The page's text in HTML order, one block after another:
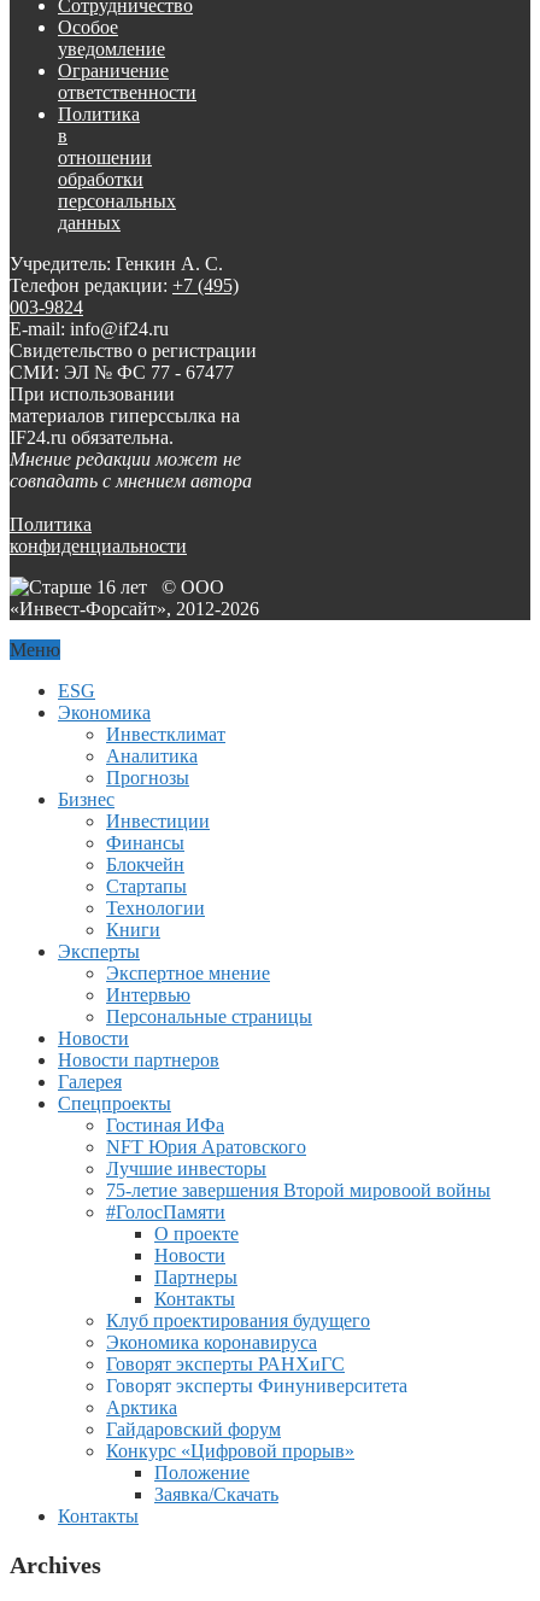
Сотрудничество
Особое
уведомление
Ограничение
ответственности
Политика
в
отношении
обработки
персональных
данных
Учредитель: Генкин А. С.
Телефон редакции: +7 (495)
003-9824
E-mail: info@if24.ru
Свидетельство о регистрации
СМИ: ЭЛ № ФС 77 - 67477
При использовании
материалов гиперссылка на
IF24.ru обязательна.
Мнение редакции может не
совпадать с мнением автора
Политика
конфиденциальности
© ООО
«Инвест-Форсайт», 2012-2026
Меню
ESG
Экономика
Инвестклимат
Аналитика
Прогнозы
Бизнес
Инвестиции
Финансы
Блокчейн
Стартапы
Технологии
Книги
Эксперты
Экспертное мнение
Интервью
Персональные страницы
Новости
Новости партнеров
Галерея
Спецпроекты
Гостиная ИФа
NFT Юрия Аратовского
Лучшие инвесторы
75-летие завершения Второй мировоой войны
#ГолосПамяти
О проекте
Новости
Партнеры
Контакты
Клуб проектирования будущего
Экономика коронавируса
Говорят эксперты РАНХиГС
Говорят эксперты Финуниверситета
Арктика
Гайдаровский форум
Конкурс «Цифровой прорыв»
Положение
Заявка/Скачать
Контакты
Archives